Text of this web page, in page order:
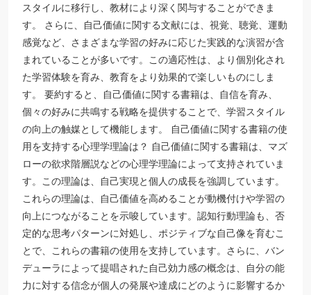
スタイルに移行し、教材により深く関与することができま
す。 さらに、自己価値に関する文献には、視覚、聴覚、運動
感覚など、さまざまな学習の好みに応じた実践的な演習が含
まれていることが多いです。この適応性は、より個別化され
た学習体験を育み、教育をより効果的で楽しいものにしま
す。 要約すると、自己価値に関する書籍は、自信を育み、
個々の好みに共鳴する戦略を提供することで、学習スタイル
の向上の触媒として機能します。 自己価値に関する書籍の使
用を支持する心理学理論は？ 自己価値に関する書籍は、マズ
ローの欲求階層説などの心理学理論によって支持されていま
す。この理論は、自己実現と個人の成長を強調しています。
これらの理論は、自己価値を高めることが動機付けや学習の
向上につながることを示唆しています。認知行動理論も、否
定的な思考パターンに対処し、ポジティブな自己像を育むこ
とで、これらの書籍の使用を支持しています。さらに、バン
デューラによって提唱された自己効力感の概念は、自分の能
力に対する信念が個人の発展や達成にどのように影響するか